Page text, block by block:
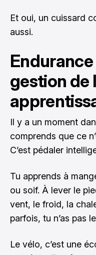
Et oui, un cuissard
aussi.
gestion de
Il y a un moment
comprends que ce
C’est pédaler
Tu apprends à
ou soif. À lever le
vent, le froid, la
parfois, tu n’as pas
Le vélo, c’est une